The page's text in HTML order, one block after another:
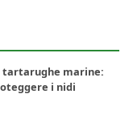
tartarughe marine:
i nidi